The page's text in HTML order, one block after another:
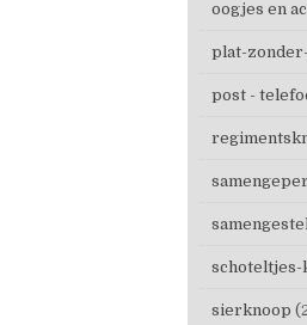
oogjes en
plat-
post -
schoteltjes-
sierknoop